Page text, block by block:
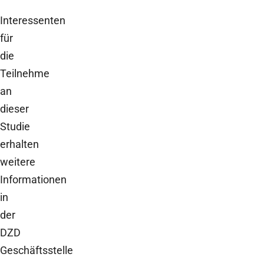
Interessenten
für
die
Teilnehme
an
dieser
Studie
erhalten
weitere
Informationen
in
der
DZD
Geschäftsstelle